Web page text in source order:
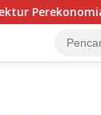
21, Maklumat